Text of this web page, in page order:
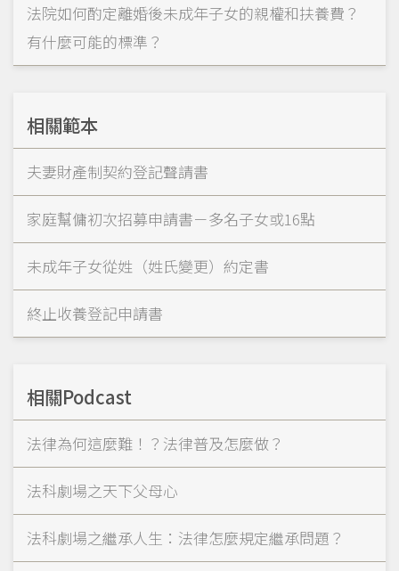
法院如何酌定離婚後未成年子女的親權和扶養費？
有什麼可能的標準？
相關範本
夫妻財產制契約登記聲請書
家庭幫傭初次招募申請書－多名子女或16點
未成年子女從姓（姓氏變更）約定書
終止收養登記申請書
相關Podcast
法律為何這麼難！？法律普及怎麼做？
法科劇場之天下父母心
法科劇場之繼承人生：法律怎麼規定繼承問題？